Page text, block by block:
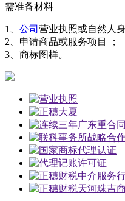
需准备材料
1、 公司 营业执照或自然人
2、申请商品或服务项目 ；
3、商标图样。